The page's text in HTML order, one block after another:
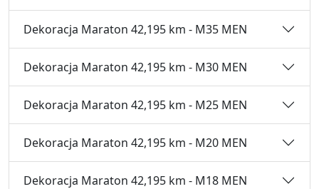
Dekoracja Maraton 42,195 km - M35 MEN
Dekoracja Maraton 42,195 km - M30 MEN
Dekoracja Maraton 42,195 km - M25 MEN
Dekoracja Maraton 42,195 km - M20 MEN
Dekoracja Maraton 42,195 km - M18 MEN